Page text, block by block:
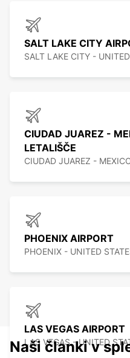
SALT LAKE CITY
SALT LAKE CITY -
CIUDAD JUAREZ -
LETALIŠČE
CIUDAD JUAREZ -
PHOENIX AIRPORT
PHOENIX - UNITED
LAS VEGAS AIRPORT
LAS VEGAS - UNITED
Naši članki v